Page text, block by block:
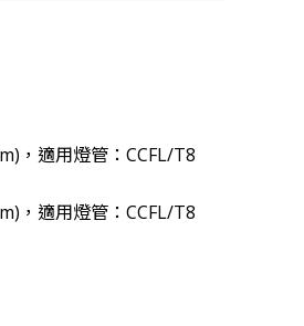
譽志工特別專訪
，適用燈管：CCFL/T8
，適用燈管：CCFL/T8